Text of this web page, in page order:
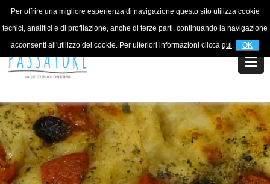
Per offrire una migliore esperienza di navigazione questo sito utilizza cookie
tecnici, analitici e di profilazione, anche di terze parti, continuando la navigazione
acconsenti all'utilizzo dei cookie. Per ulteriori informazioni clicca qui. OK
For information+39 320 5753268